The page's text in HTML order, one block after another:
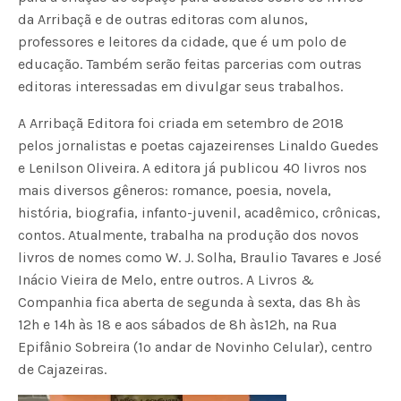
da Arribaçã e de outras editoras com alunos,
professores e leitores da cidade, que é um polo de
educação. Também serão feitas parcerias com outras
editoras interessadas em divulgar seus trabalhos.
A Arribaçã Editora foi criada em setembro de 2018
pelos jornalistas e poetas cajazeirenses Linaldo Guedes
e Lenilson Oliveira. A editora já publicou 40 livros nos
mais diversos gêneros: romance, poesia, novela,
história, biografia, infanto-juvenil, acadêmico, crônicas,
contos. Atualmente, trabalha na produção dos novos
livros de nomes como W. J. Solha, Braulio Tavares e José
Inácio Vieira de Melo, entre outros. A Livros &
Companhia fica aberta de segunda à sexta, das 8h às
12h e 14h às 18 e aos sábados de 8h às12h, na Rua
Epifânio Sobreira (1º andar de Novinho Celular), centro
de Cajazeiras.